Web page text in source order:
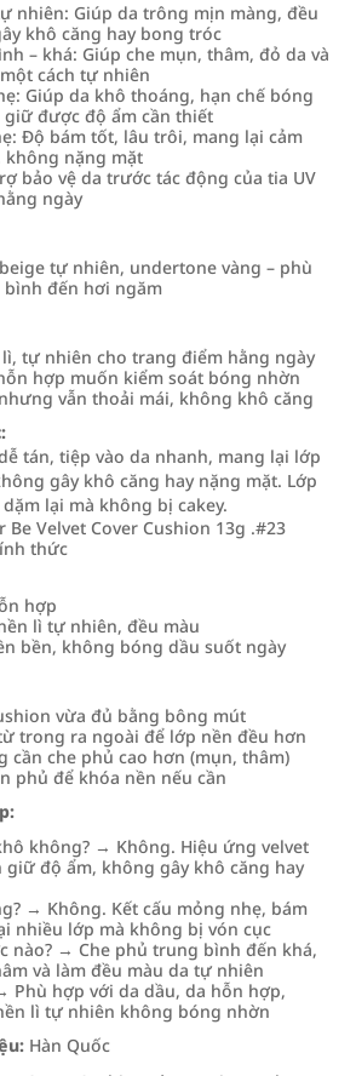
nhiên: Giúp da trông mịn màng, đều
khô căng hay bong tróc
– khá: Giúp che mụn, thâm, đỏ da và
cách tự nhiên
Giúp da khô thoáng, hạn chế bóng
được độ ẩm cần thiết
Độ bám tốt, lâu trôi, mang lại cảm
không nặng mặt
bảo vệ da trước tác động của tia UV
ngày
tự nhiên, undertone vàng – phù
đến hơi ngăm
tự nhiên cho trang điểm hằng ngày
hợp muốn kiểm soát bóng nhờn
vẫn thoải mái, không khô căng
tán, tiệp vào da nhanh, mang lại lớp
gây khô căng hay nặng mặt. Lớp
lại mà không bị cakey.
hợp
lì tự nhiên, đều màu
bền, không bóng dầu suốt ngày
vừa đủ bằng bông mút
trong ra ngoài để lớp nền đều hơn
cần che phủ cao hơn (mụn, thâm)
phủ để khóa nền nếu cần
không? → Không. Hiệu ứng velvet
độ ẩm, không gây khô căng hay
→ Không. Kết cấu mỏng nhẹ, bám
nhiều lớp mà không bị vón cục
nào? → Che phủ trung bình đến khá,
và làm đều màu da tự nhiên
Phù hợp với da dầu, da hỗn hợp,
lì tự nhiên không bóng nhờn
Hàn Quốc